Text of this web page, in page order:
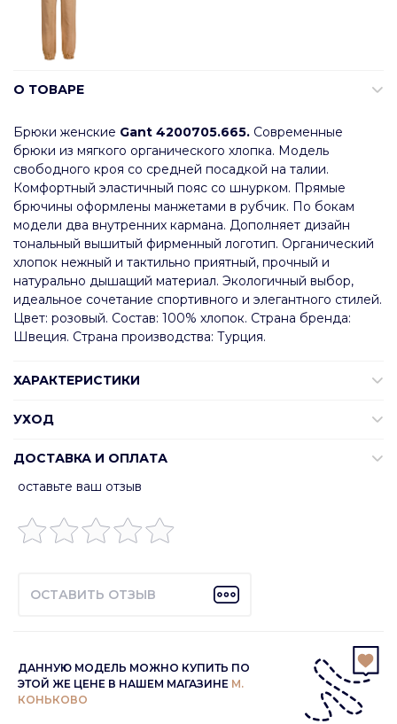
О ТОВАРЕ
Брюки женские Gant 4200705.665. Современные
брюки из мягкого органического хлопка. Модель
свободного кроя со средней посадкой на талии.
Комфортный эластичный пояс со шнурком. Прямые
брючины оформлены манжетами в рубчик. По бокам
модели два внутренних кармана. Дополняет дизайн
тональный вышитый фирменный логотип. Органический
хлопок нежный и тактильно приятный, прочный и
натурально дышащий материал. Экологичный выбор,
идеальное сочетание спортивного и элегантного стилей.
Цвет: розовый. Состав: 100% хлопок. Страна бренда:
Швеция. Страна производства: Турция.
ХАРАКТЕРИСТИКИ
УХОД
ДОСТАВКА И ОПЛАТА
оставьте ваш отзыв
ОСТАВИТЬ ОТЗЫВ
ДАННУЮ МОДЕЛЬ МОЖНО КУПИТЬ ПО
ЭТОЙ ЖЕ ЦЕНЕ В НАШЕМ МАГАЗИНЕ М.
КОНЬКОВО